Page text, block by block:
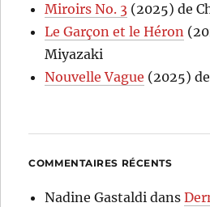
Miroirs No. 3 (2025) de
Le Garçon et le Héron
Miyazaki
Nouvelle Vague (2025)
COMMENTAIRES RÉCENTS
Nadine Gastaldi dans